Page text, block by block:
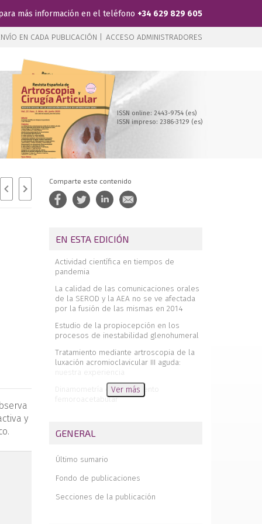
más información en el teléfono +34 629 829 605
EN CADA PUBLICACIÓN | ACCESO ADMINISTRADORES
ISSN online: 2443-9754 (es)
ISSN impreso: 2386-3129 (es)
y
Comparte este contenido
EN ESTA EDICIÓN
Actividad científica en tiempos de
pandemia
La calidad de las comunicaciones orales
de la SEROD y la AEA no se ve afectada
por la fusión de las mismas en 2014
Estudio de la propiocepción en los
procesos de inestabilidad glenohumeral
Tratamiento mediante artroscopia de la
luxación acromioclavicular III aguda:
nuestra experiencia
Dinamometría en pinzamiento
femoroacetabular
ácido tranexámico
Artroscopia de la primera articulación
metatarsofalángica en un caso de
osteocondritis postraumática
del manguito rotador
Ver más
GENERAL
Último sumario
Fondo de publicaciones
Secciones de la publicación